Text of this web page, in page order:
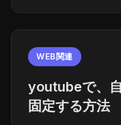
WEB関連
youtubeで、
固定する方法